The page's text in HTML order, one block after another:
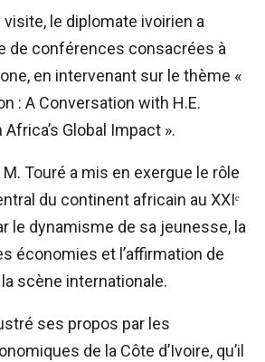
le diplomate ivoirien a
de conférences consacrées à
en intervenant sur le thème «
: A Conversation with H.E.
Global Impact ».
Touré a mis en exergue le rôle
du continent africain au XXIᵉ
le dynamisme de sa jeunesse, la
économies et l’affirmation de
scène internationale.
ses propos par les
de la Côte d’Ivoire, qu’il